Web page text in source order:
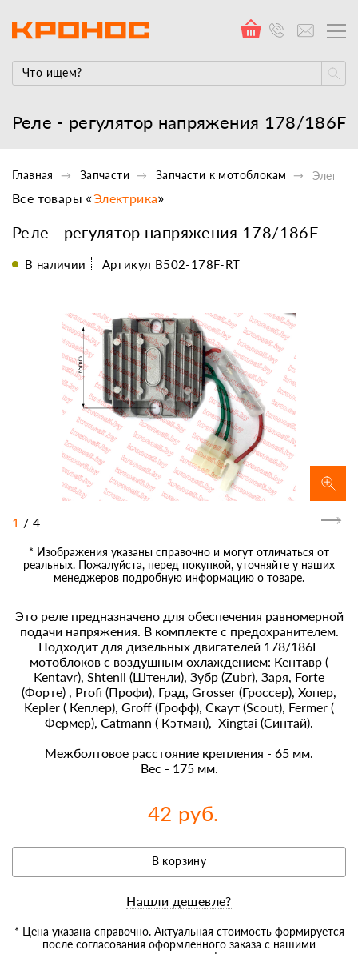
Реле - регулятор напряжения 178/186F
Главная Запчасти Запчасти к мотоблокам
Реле - регулятор напряжения 178/186F
Все товары «Электрика»
В наличии Артикул B502-178F-RT
1 / 4
* Изображения указаны справочно и могут отличаться от
реальных. Пожалуйста, перед покупкой, уточняйте у наших
менеджеров подробную информацию о товаре.
Это реле предназначено для обеспечения равномерной
подачи напряжения. В комплекте с предохранителем.
Подходит для дизельных двигателей 178/186F
мотоблоков с воздушным охлаждением: Кентавр (
Kentavr), Shtenli (Штенли), Зубр (Zubr), Заря, Forte
(Форте) , Profi (Профи), Град, Grosser (Гроссер), Хопер,
Kepler ( Кеплер), Groff (Грофф), Скаут (Scout), Fermer (
Фермер), Catmann ( Кэтман), Xingtai (Синтай).
Межболтовое расстояние крепления - 65 мм.
Вес - 175 мм.
42 руб.
В корзину
Нашли дешевле?
* Цена указана справочно. Актуальная стоимость формируется
после согласования оформленного заказа с нашими